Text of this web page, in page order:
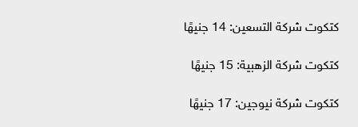
كتكوت شركة التسعين: 14 جنيهًا
كتكوت شركة الزهبية: 15 جنيهًا
كتكوت شركة نيوجين: 17 جنيهًا